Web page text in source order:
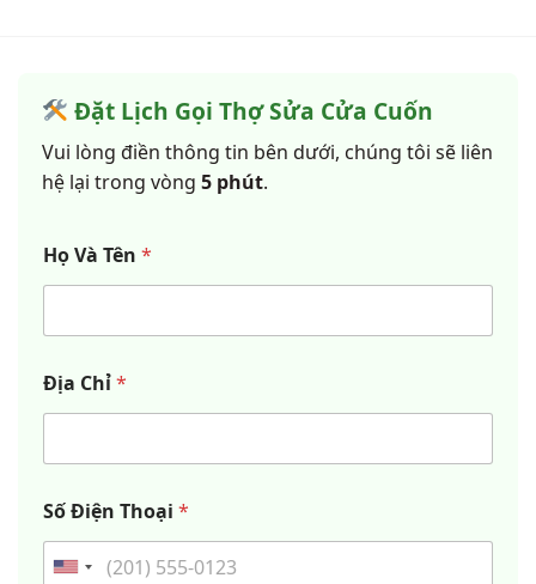
Đặt Lịch Gọi Thợ Sửa Cửa Cuốn
Vui lòng điền thông tin bên dưới, chúng tôi sẽ liên
hệ lại trong vòng 5 phút.
Họ Và Tên *
Địa Chỉ*
Số Điện Thoại *